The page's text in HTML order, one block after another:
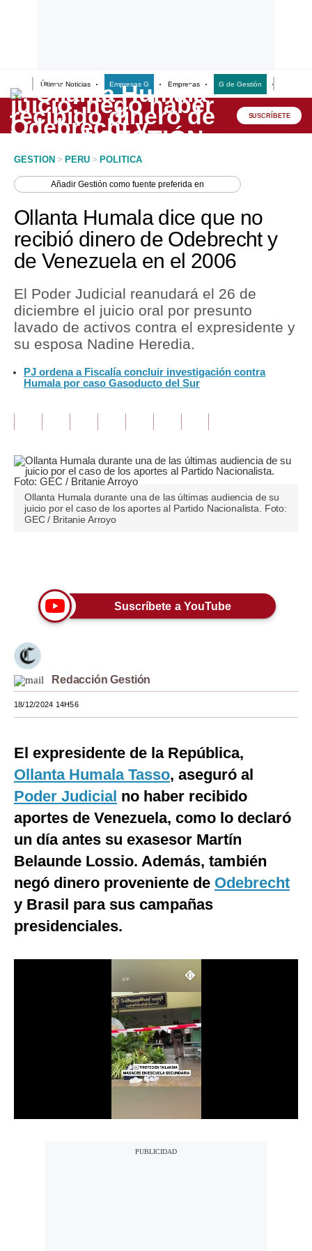
Últimas Noticias Empresas G Empresas G de Gestión
Lo último
Peru Quiosco
Economía
Mercados
Política
Finanzas Personales
Editorial
Pregunta de hoy
Lujo
Viajes
Moda
Estilos
Mundo
México
España
Internacional
Tecnología
Club del Suscriptor
Mix
G de Gestión
SUSCRÍBETE
GESTION > PERU > POLITICA
AñadirGestión como fuente preferida en
Ollanta Humala dice que no
recibió dinero de Odebrecht y
de Venezuela en el 2006
El Poder Judicial reanudará el 26 de
diciembre el juicio oral por presunto
lavado de activos contra el expresidente y
su esposa Nadine Heredia.
PJ ordena a Fiscalía concluir investigación contra
Humala por caso Gasoducto del Sur
Ollanta Humala durante una de las últimas audiencia de su
juicio por el caso de los aportes al Partido Nacionalista. Foto:
GEC / Britanie Arroyo
Suscríbete a YouTube
Redacción Gestión
18/12/2024 14H56
El expresidente de la República,
Ollanta Humala Tasso, aseguró al
Poder Judicial no haber recibido
aportes de Venezuela, como lo declaró
un día antes su exasesor Martín
Belaunde Lossio. Además, también
negó dinero proveniente de Odebrecht
y Brasil para sus campañas
presidenciales.